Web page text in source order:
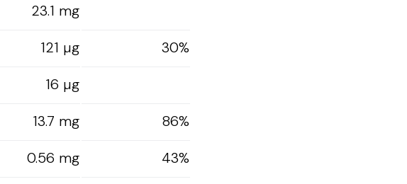
23.1 mg
121 µg
30%
16 µg
13.7 mg
86%
0.56 mg
43%